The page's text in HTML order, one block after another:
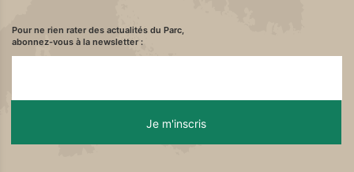
Pour ne rien rater des actualités du Parc,
abonnez-vous à la newsletter :